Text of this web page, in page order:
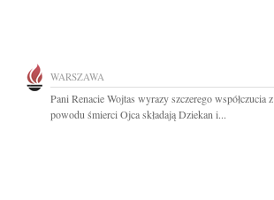
WARSZAWA
Pani Renacie Wojtas wyrazy szczerego współczucia z
powodu śmierci Ojca składają Dziekan i...